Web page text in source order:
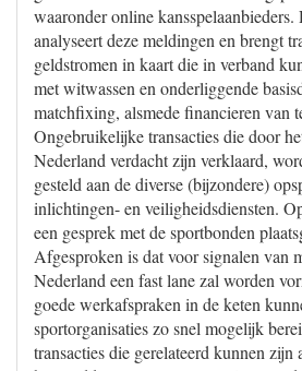
waaronder online
analyseert deze meldingen en brengt
geldstromen in kaart die in verband
met witwassen en onderliggende
matchfixing, alsmede financieren van
Ongebruikelijke transacties die door
Nederland verdacht zijn verklaard,
gesteld aan de diverse (bijzondere)
inlichtingen- en veiligheidsdiensten.
een gesprek met de sportbonden
Afgesproken is dat voor signalen van
Nederland een fast lane zal worden
goede werkafspraken in de keten
sportorganisaties zo snel mogelijk
transacties die gerelateerd kunnen